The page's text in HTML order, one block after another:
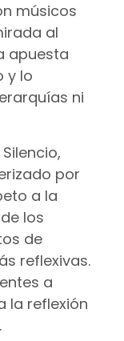
músicos
al
apuesta
y lo
ni
por
a la
los
de
reflexivas.
a
la reflexión